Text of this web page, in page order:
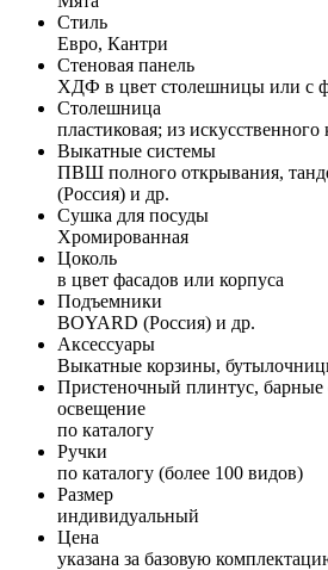
Стиль
Евро, Кантри
Стеновая панель
ХДФ в цвет столешницы или с
Столешница
пластиковая; из искусственного
Выкатные системы
ПВШ полного открывания,
(Россия) и др.
Сушка для посуды
Хромированная
Цоколь
в цвет фасадов или корпуса
Подъемники
BOYARD (Россия) и др.
Аксессуары
Выкатные корзины,
Пристеночный плинтус, барные
освещение
по каталогу
Ручки
по каталогу (более 100 видов)
Размер
индивидуальный
Цена
указана за базовую